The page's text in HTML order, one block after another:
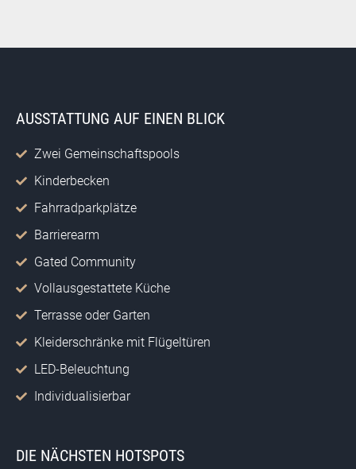
AUSSTATTUNG AUF EINEN BLICK
Zwei Gemeinschaftspools
Kinderbecken
Fahrradparkplätze
Barrierearm
Gated Community
Vollausgestattete Küche
Terrasse oder Garten
Kleiderschränke mit Flügeltüren
LED-Beleuchtung
Individualisierbar
DIE NÄCHSTEN HOTSPOTS